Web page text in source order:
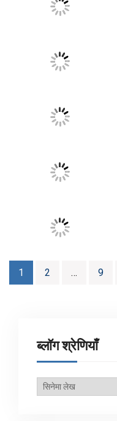
Posts
1 2 … 9
ब्लॉग श्रेणियाँ
ब्लॉग